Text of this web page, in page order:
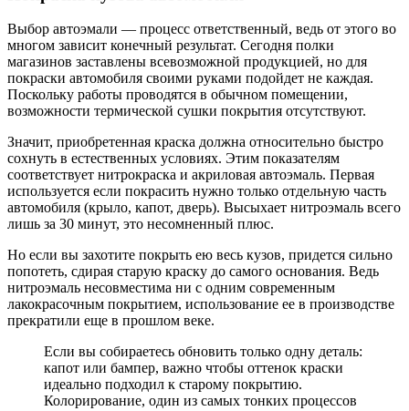
Выбор автоэмали — процесс ответственный, ведь от этого во
многом зависит конечный результат. Сегодня полки
магазинов заставлены всевозможной продукцией, но для
покраски автомобиля своими руками подойдет не каждая.
Поскольку работы проводятся в обычном помещении,
возможности термической сушки покрытия отсутствуют.
Значит, приобретенная краска должна относительно быстро
сохнуть в естественных условиях. Этим показателям
соответствует нитрокраска и акриловая автоэмаль. Первая
используется если покрасить нужно только отдельную часть
автомобиля (крыло, капот, дверь). Высыхает нитроэмаль всего
лишь за 30 минут, это несомненный плюс.
Но если вы захотите покрыть ею весь кузов, придется сильно
попотеть, сдирая старую краску до самого основания. Ведь
нитроэмаль несовместима ни с одним современным
лакокрасочным покрытием, использование ее в производстве
прекратили еще в прошлом веке.
Если вы собираетесь обновить только одну деталь:
капот или бампер, важно чтобы оттенок краски
идеально подходил к старому покрытию.
Колорирование, один из самых тонких процессов